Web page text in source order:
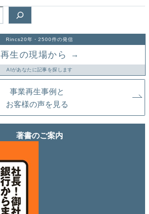
Rincs20年・2500件の発信
再生の現場から →
AIがあなたに記事を探します
事業再生事例と
お客様の声を見る
著書のご案内